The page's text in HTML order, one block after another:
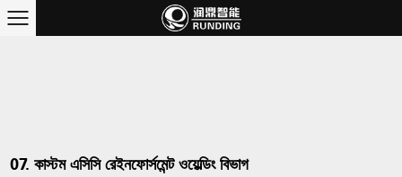
07. কাস্টম এসিসি রেইনফোর্সমেন্ট ওয়েল্ডিং বিভাগ